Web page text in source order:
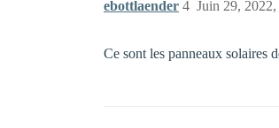
ebottlaender Juin 29,
4
Ce sont les panneaux solaires